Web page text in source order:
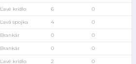
Ľavé krídlo 6 0
Ľavá spojka 4 0
Brankár 0 0
Brankár 0 0
Ľavé krídlo 2 0